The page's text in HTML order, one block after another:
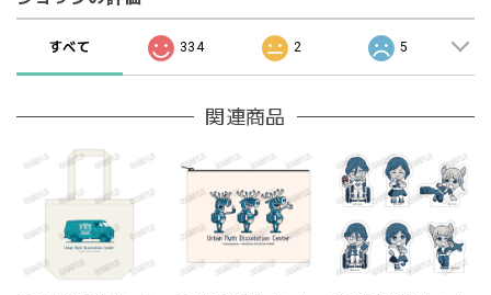
すべて 334 2 5
関連商品